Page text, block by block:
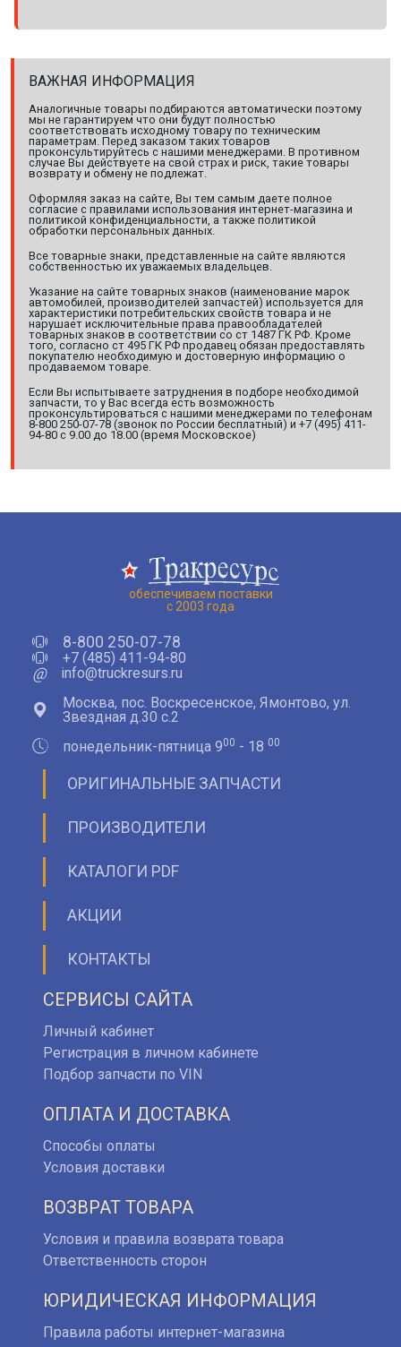
ВАЖНАЯ ИНФОРМАЦИЯ
Аналогичные товары подбираются автоматически поэтому
мы не гарантируем что они будут полностью
соответствовать исходному товару по техническим
параметрам. Перед заказом таких товаров
проконсультируйтесь с нашими менеджерами. В противном
случае Вы действуете на свой страх и риск, такие товары
возврату и обмену не подлежат.
Оформляя заказ на сайте, Вы тем самым даете полное
согласие с правилами использования интернет-магазина и
политикой конфиденциальности, а также политикой
обработки персональных данных.
Все товарные знаки, представленные на сайте являются
собственностью их уважаемых владельцев.
Указание на сайте товарных знаков (наименование марок
автомобилей, производителей запчастей) используется для
характеристики потребительских свойств товара и не
нарушает исключительные права правообладателей
товарных знаков в соответствии со ст 1487 ГК РФ. Кроме
того, согласно ст 495 ГК РФ продавец обязан предоставлять
покупателю необходимую и достоверную информацию о
продаваемом товаре.
Если Вы испытываете затруднения в подборе необходимой
запчасти, то у Вас всегда есть возможность
проконсультироваться с нашими менеджерами по телефонам
8-800 250-07-78 (звонок по России бесплатный) и +7 (495) 411-
94-80 с 9.00 до 18.00 (время Московское)
обеспечиваем поставки
с 2003 года
8-800 250-07-78
+7 (485) 411-94-80
@
info@truckresurs.ru
Москва, пос. Воскресенское, Ямонтово, ул.
Звездная д.30 с.2
понедельник-пятница 900 - 18 00
ОРИГИНАЛЬНЫЕ ЗАПЧАСТИ
ПРОИЗВОДИТЕЛИ
КАТАЛОГИ PDF
АКЦИИ
КОНТАКТЫ
СЕРВИСЫ САЙТА
Личный кабинет
Регистрация в личном кабинете
Подбор запчасти по VIN
ОПЛАТА И ДОСТАВКА
Способы оплаты
Условия доставки
ВОЗВРАТ ТОВАРА
Условия и правила возврата товара
Ответственность сторон
ЮРИДИЧЕСКАЯ ИНФОРМАЦИЯ
Правила работы интернет-магазина